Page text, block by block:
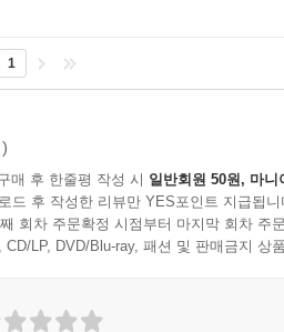
1
매 후 한줄평 작성 시 일반회원 50원, 마니
드 후 작성한 리뷰만 YES포인트 지급됩니
회차 주문확정 시점부터 마지막 회차 주
CD/LP, DVD/Blu-ray, 패션 및 판매금지 상